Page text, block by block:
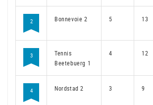
2 Bonnevoie 2 5 13
3
Tennis
Beetebuerg 1
4 12
4 Nordstad 2 3 9